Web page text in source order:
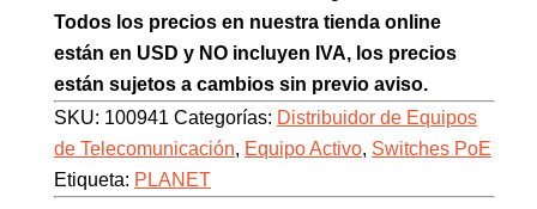
Todos los precios en nuestra tienda online
están en USD y NO incluyen IVA, los precios
están sujetos a cambios sin previo aviso.
SKU: 100941 Categorías: Distribuidor de Equipos
de Telecomunicación, Equipo Activo, Switches PoE
Etiqueta: PLANET